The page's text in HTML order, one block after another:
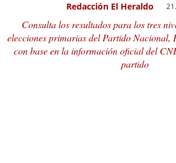
Redacción El Heraldo
Consulta los resultados para los tres
elecciones primarias del Partido Nacional,
con base en la información oficial del
partido